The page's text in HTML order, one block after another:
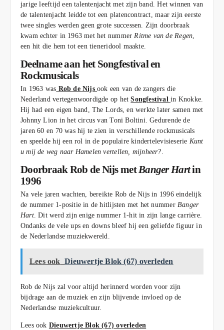
jarige leeftijd een talentenjacht met zijn band. Het winnen van
de talentenjacht leidde tot een platencontract, maar zijn eerste
twee singles werden geen grote successen. Zijn doorbraak
kwam echter in 1963 met het nummerRitme van de Regen,
een hit die hem tot een tieneridool maakte.
Deelname aan het Songfestival en
Rockmusicals
In 1963 was Rob de Nijsook een van de zangers die
Nederland vertegenwoordigde op hetSongfestivalin Knokke.
Hij had een eigen band, The Lords, en werkte later samen met
Johnny Lion in het circus van Toni Boltini. Gedurende de
jaren 60 en 70 was hij te zien in verschillende rockmusicals
en speelde hij een rol in de populaire kindertelevisieserie Kunt
u mij de weg naar Hamelen vertellen, mijnheer?.
Doorbraak Rob de Nijs metBanger Hartin
1996
Na vele jaren wachten, bereikte Rob de Nijs in 1996 eindelijk
de nummer 1-positie in de hitlijsten met het nummer Banger
Hart. Dit werd zijn enige nummer 1-hit in zijn lange carrière.
Ondanks de vele ups en downs bleef hij een geliefde figuur in
de Nederlandse muziekwereld.
Lees ook Dieuwertje Blok (67) overleden
Rob de Nijs zal voor altijd herinnerd worden voor zijn
bijdrage aan de muziek en zijn blijvende invloed op de
Nederlandse muziekcultuur.
Lees ook Dieuwertje Blok (67) overleden